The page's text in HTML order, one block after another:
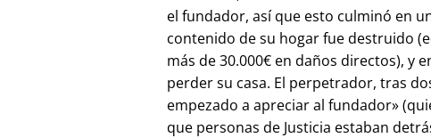
el fundador, así que esto culminó en
contenido de su hogar fue destruido
más de 30.000€ en daños directos), y
perder su casa. El perpetrador, tras
empezado a apreciar al fundador
que personas de Justicia estaban